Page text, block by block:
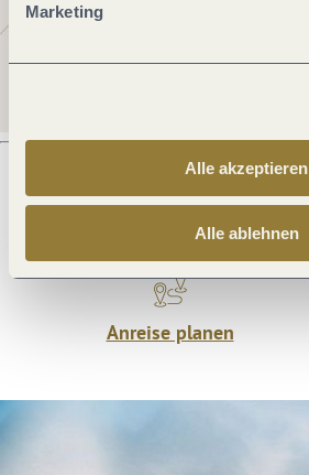
Marketing
Alle akzeptieren
Alle ablehnen
Anreise planen